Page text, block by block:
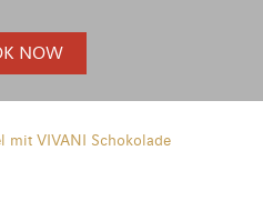
NOW
mit VIVANI Schokolade